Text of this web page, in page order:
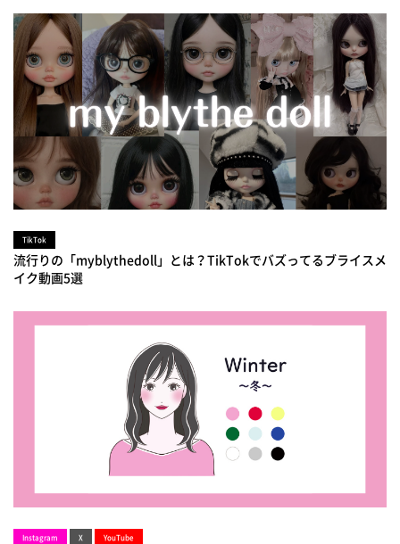
TikTok
流行りの「myblythedoll」とは？TikTokでバズってるブライスメ
イク動画5選
Instagram X YouTube